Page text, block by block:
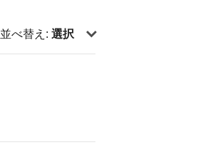
並べ替え: 選択